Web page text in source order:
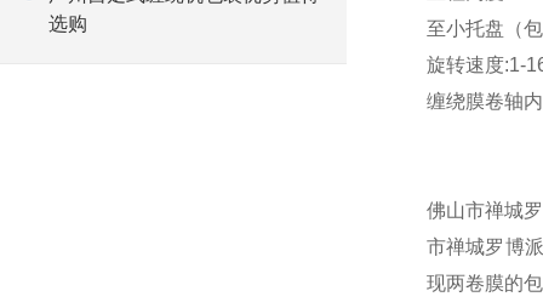
选购
至小托盘（
旋转速度:1-
缠绕膜卷轴
佛山市禅城
市禅城罗博
现两卷膜的